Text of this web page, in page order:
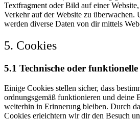
Textfragment oder Bild auf einer
Verkehr auf der Website zu überwachen.
werden diverse Daten von dir mittels
5. Cookies
5.1 Technische oder
Einige Cookies stellen sicher, dass
ordnungsgemäß funktionieren und deine
weiterhin in Erinnerung bleiben. Durch
Cookies erleichtern wir dir den Besuch